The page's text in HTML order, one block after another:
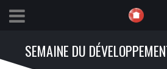
SEMAINE DU